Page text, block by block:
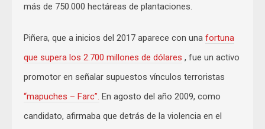
más de 750.000 hectáreas de plantaciones.
Piñera, que a inicios del 2017 aparece con una fortuna
que supera los 2.700 millones de dólares , fue un activo
promotor en señalar supuestos vínculos terroristas
“mapuches – Farc”. En agosto del año 2009, como
candidato, afirmaba que detrás de la violencia en el